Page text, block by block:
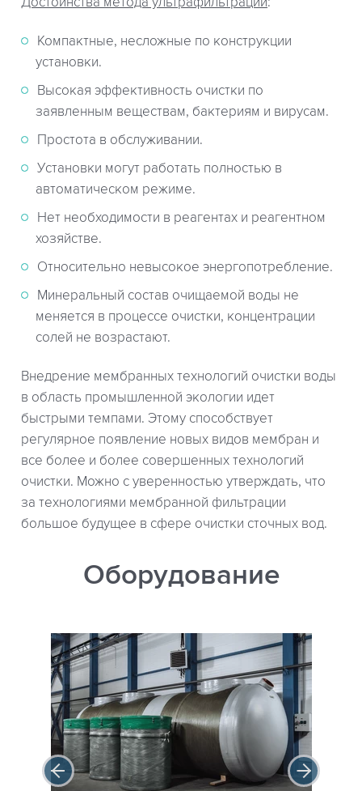
Компактные, несложные по конструкции
установки.
Высокая эффективность очистки по
заявленным веществам, бактериям и вирусам.
Простота в обслуживании.
Установки могут работать полностью в
автоматическом режиме.
Нет необходимости в реагентах и реагентном
хозяйстве.
Относительно невысокое энергопотребление.
Минеральный состав очищаемой воды не
меняется в процессе очистки, концентрации
солей не возрастают.
Внедрение мембранных технологий очистки воды
в область промышленной экологии идет
быстрыми темпами. Этому способствует
регулярное появление новых видов мембран и
все более и более совершенных технологий
очистки. Можно с уверенностью утверждать, что
за технологиями мембранной фильтрации
большое будущее в сфере очистки сточных вод.
Оборудование